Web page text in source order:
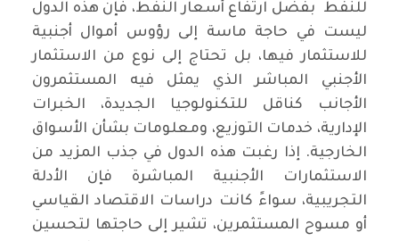
للنفط بفضل ارتفاع أسعار النفط، فإن هذه الدول
ليست في حاجة ماسة إلى رؤوس أموال أجنبية
للاستثمار فيها، بل تحتاج إلى نوع من الاستثمار
الأجنبي المباشر الذي يمثل فيه المستثمرون
الأجانب كناقل للتكنولوجيا الجديدة، الخبرات
الإدارية، خدمات التوزيع، ومعلومات بشأن الأسواق
الخارجية. إذا رغبت هذه الدول في جذب المزيد من
الاستثمارات الأجنبية المباشرة فإن الأدلة
التجريبية، سواءً كانت دراسات الاقتصاد القياسي
أو مسوح المستثمرين، تشير إلى حاجتها لتحسين